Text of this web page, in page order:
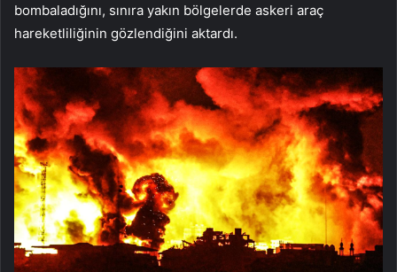
bombaladığını, sınıra yakın bölgelerde askeri araç
hareketliliğinin gözlendiğini aktardı.